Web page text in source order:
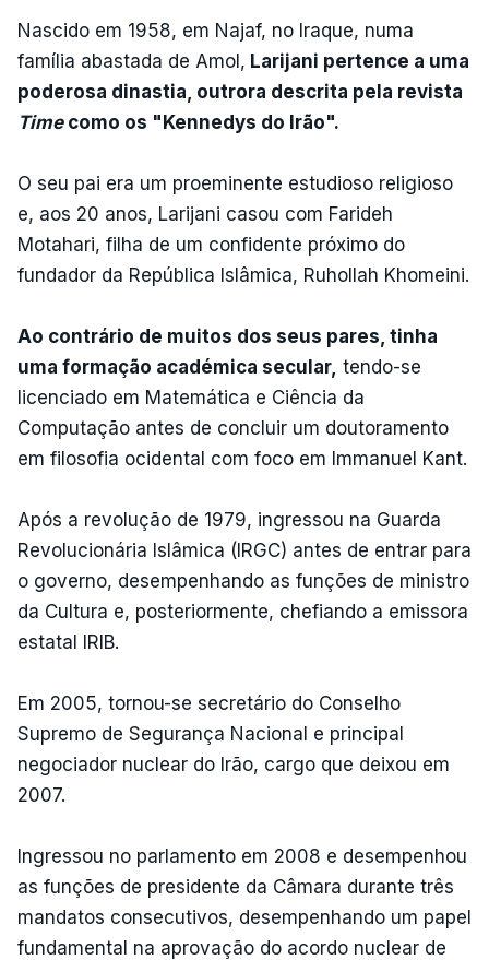
Nascido em 1958, em Najaf, no Iraque, numa
família abastada de Amol, Larijani pertence a uma
poderosa dinastia, outrora descrita pela revista
Timecomo os "Kennedys do Irão".
O seu pai era um proeminente estudioso religioso
e, aos 20 anos, Larijani casou com Farideh
Motahari, filha de um confidente próximo do
fundador da República Islâmica, Ruhollah Khomeini.
Ao contrário de muitos dos seus pares, tinha
uma formação académica secular, tendo-se
licenciado em Matemática e Ciência da
Computação antes de concluir um doutoramento
em filosofia ocidental com foco em Immanuel Kant.
Após a revolução de 1979, ingressou na Guarda
Revolucionária Islâmica (IRGC) antes de entrar para
o governo, desempenhando as funções de ministro
da Cultura e, posteriormente, chefiando a emissora
estatal IRIB.
Em 2005, tornou-se secretário do Conselho
Supremo de Segurança Nacional e principal
negociador nuclear do Irão, cargo que deixou em
2007.
Ingressou no parlamento em 2008 e desempenhou
as funções de presidente da Câmara durante três
mandatos consecutivos, desempenhando um papel
fundamental na aprovação do acordo nuclear de